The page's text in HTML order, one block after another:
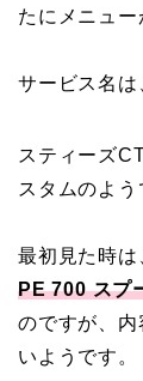
たにメニュー
サービス名は
スティーズ
スタムのよう
最初見た時
PE 700 スプ
のですが、
いようです。